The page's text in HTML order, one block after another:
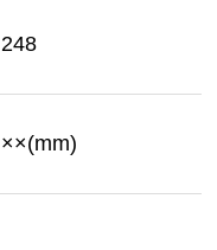
248
××(mm)